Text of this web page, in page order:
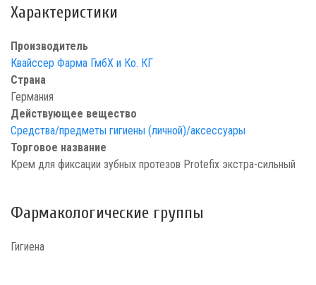
Характеристики
Производитель
Квайссер Фарма ГмбХ и Ко. КГ
Страна
Германия
Действующее вещество
Средства/предметы гигиены (личной)/аксессуары
Торговое название
Крем для фиксации зубных протезов Protefix экстра-сильный
Фармакологические группы
Гигиена